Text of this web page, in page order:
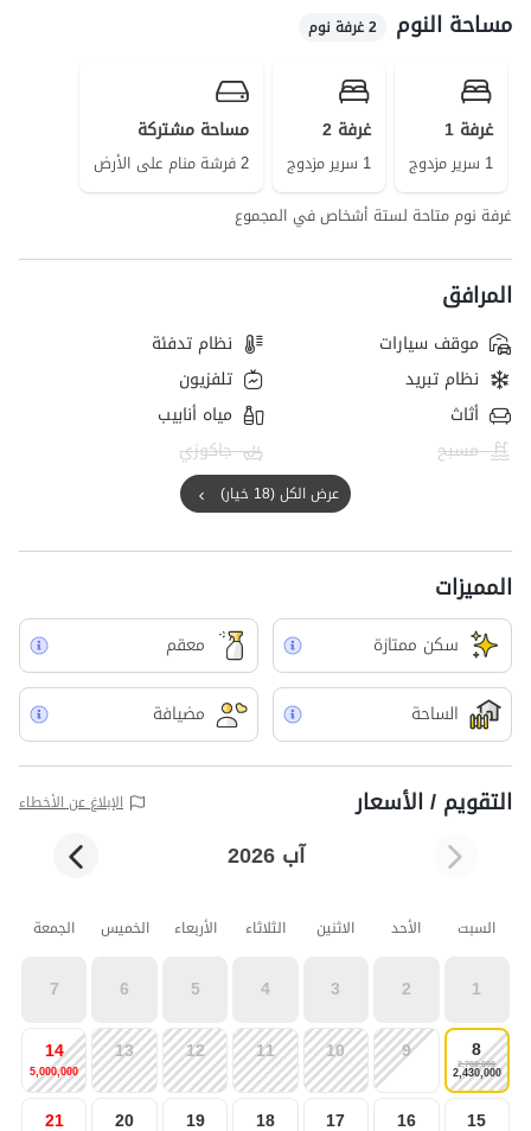
مساحة النوم 2 غرفة نوم
غرفة 1
1 سرير مزدوج
غرفة 2
1 سرير مزدوج
مساحة مشتركة
2 فرشة منام على الأرض
غرفة نوم متاحة لستة أشخاص في المجموع
المرافق
موقف سيارات
نظام تدفئة
نظام تبريد
تلفزيون
أثاث
مياه أنابيب
مسبح
جاكوزي
عرض الكل (18 خيار)
المميزات
سکن ممتازة معقم
الساحة مضيافة
التقويم / الأسعار الإبلاغ عن الأخطاء
آب 2026
السبت الأحد الاثنين الثلاثاء الأربعاء الخميس الجمعة
1
2
3
4
5
6
7
8
2,700,000
2,430,000
9
10
11
12
13
14
5,000,000
15
16
17
18
19
20
21